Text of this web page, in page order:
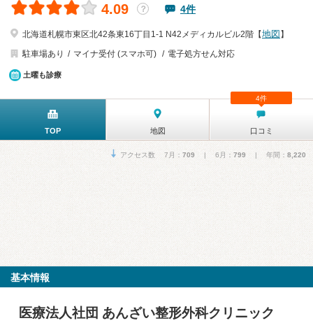
4.09 ？ 4件
北海道札幌市東区北42条東16丁目1-1 N42メディカルビル2階【地図 】
駐車場あり
マイナ受付 (スマホ可) 電子処方せん対応
土曜も診療
TOP 地図 口コミ
4件
アクセス数 7月： 709 | 6月： 799 | 年間： 8,220
基本情報
医療法人社団 あんざい整形外科クリニック